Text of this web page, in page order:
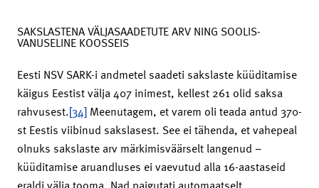
SAKSLASTENA VÄLJASAADETUTE ARV NING SOOLIS-
VANUSELINE KOOSSEIS
Eesti NSV SARK-i andmetel saadeti sakslaste küüditamise
käigus Eestist välja 407 inimest, kellest 261 olid saksa
rahvusest.[34] Meenutagem, et varem oli teada antud 370-
st Eestis viibinud sakslasest. See ei tähenda, et vahepeal
olnuks sakslaste arv märkimisväärselt langenud –
küüditamise aruandluses ei vaevutud alla 16-aastaseid